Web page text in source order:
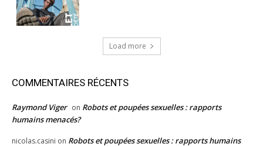
Load more
COMMENTAIRES RÉCENTS
Raymond Viger on Robots et poupées sexuelles : rapports
humains menacés?
nicolas.casini on Robots et poupées sexuelles : rapports humains